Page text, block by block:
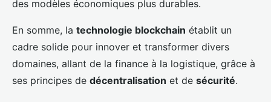
des modèles économiques plus durables.
En somme, la technologie blockchain établit un
cadre solide pour innover et transformer divers
domaines, allant de la finance à la logistique, grâce à
ses principes de décentralisation et de sécurité.